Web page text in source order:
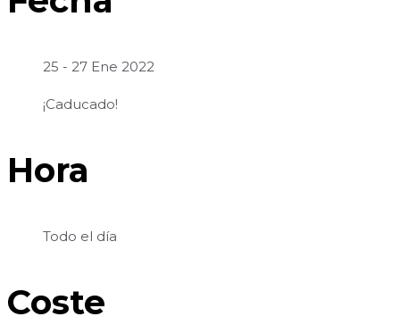
25 - 27 Ene 2022
¡Caducado!
Hora
Todo el día
Coste